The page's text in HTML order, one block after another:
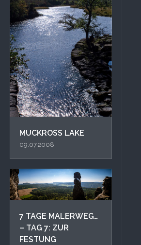
MUCKROSS LAKE
09.07.2008
7 TAGE MALERWEG…
– TAG 7: ZUR
FESTUNG